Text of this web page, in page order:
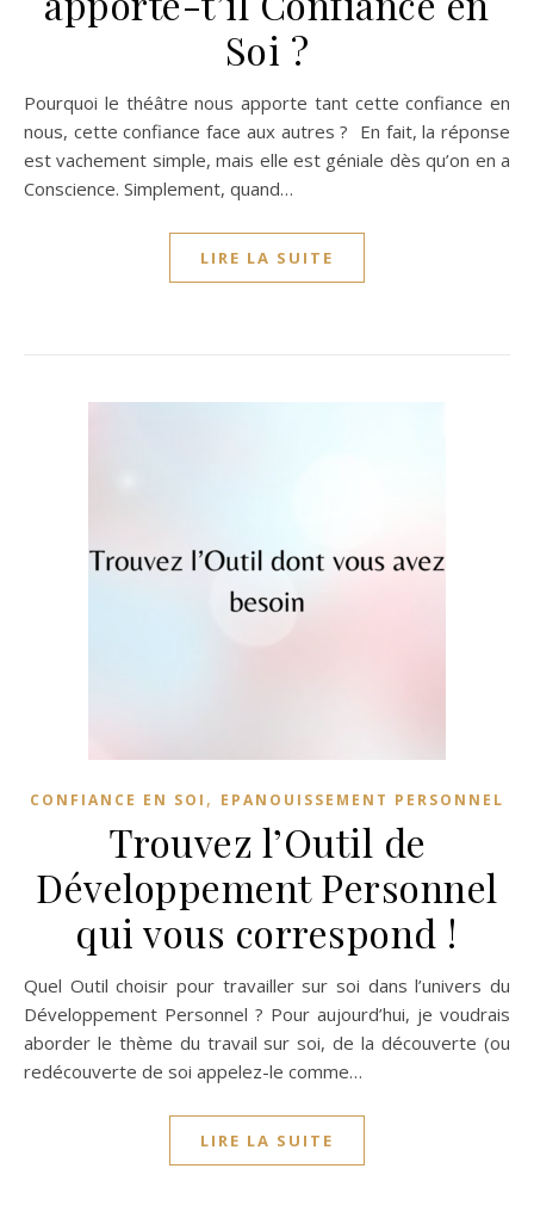
Soi ?
Pourquoi le théâtre nous apporte tant cette confiance en
nous, cette confiance face aux autres ? En fait, la réponse
est vachement simple, mais elle est géniale dès qu’on en a
Conscience. Simplement, quand…
LIRE LA SUITE
CONFIANCE EN SOI , EPANOUISSEMENT PERSONNEL
Trouvez l’Outil de
Développement Personnel
qui vous correspond !
Quel Outil choisir pour travailler sur soi dans l’univers du
Développement Personnel ? Pour aujourd’hui, je voudrais
aborder le thème du travail sur soi, de la découverte (ou
redécouverte de soi appelez-le comme…
LIRE LA SUITE